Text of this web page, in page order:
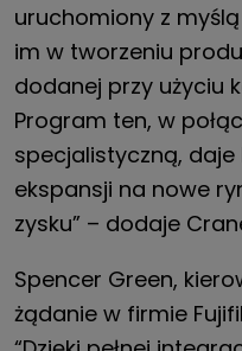
uruchomiony z
im w tworzeniu
dodanej przy użyciu
Program ten, w
specjalistyczną,
ekspansji na nowe
zysku” – dodaje
Spencer Green,
żądanie w firmie